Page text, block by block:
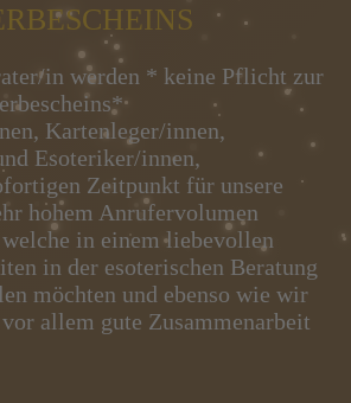
in werden * keine Pflicht zur
Kartenleger/innen,
Esoteriker/innen,
Zeitpunkt für unsere
hohem Anrufervolumen
in einem liebevollen
in der esoterischen Beratung
möchten und ebenso wie wir
allem gute Zusammenarbeit